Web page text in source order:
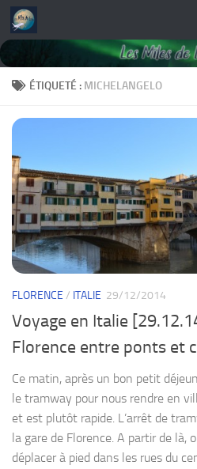
Skip to content
ÉTIQUETÉ : MICHELANGELO
FLORENCE / ITALIE 29/12/2014
Voyage en Italie
Florence entre ponts et
Ce matin, après un bon petit
le tramway pour nous rendre en
et est plutôt rapide. L’arrêt de
la gare de Florence. A partir de là,
déplacer à pied dans les rues du